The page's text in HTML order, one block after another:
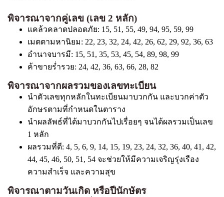
พิจารณาจากคู่เลข (เลข 2 หลัก)
แคล้วคลาดปลอดภัย: 15, 51, 55, 49, 94, 95, 59, 99
เมตตามหานิยม: 22, 23, 32, 24, 42, 26, 62, 29, 92, 36, 63
อำนาจบารมี: 15, 51, 35, 53, 45, 54, 89, 98, 99
ค้าขายร่ำรวย: 24, 42, 36, 63, 66, 28, 82
พิจารณาจากผลรวมของเลขทะเบียน
นำตัวเลขทุกหลักในทะเบียนมาบวกกัน และบวกค่าตัว
อักษรตามที่กำหนดในตาราง
นำผลลัพธ์ที่ได้มาบวกกันไปเรื่อยๆ จนได้ผลรวมเป็นเลข
1 หลัก
ผลรวมที่ดี: 4, 5, 6, 9, 14, 15, 19, 23, 24, 32, 36, 40, 41, 42,
44, 45, 46, 50, 51, 54 จะช่วยให้มีความเจริญรุ่งเรือง
ความสำเร็จ และความสุข
พิจารณาตามวันเกิด หรือปีนักษัตร